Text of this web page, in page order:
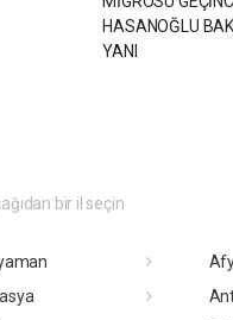
HASANOĞLU
YANI
bir il seçin